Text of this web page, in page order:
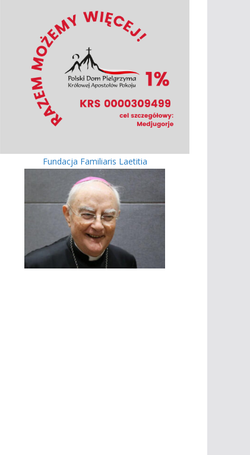
Fundacja Familiaris Laetitia